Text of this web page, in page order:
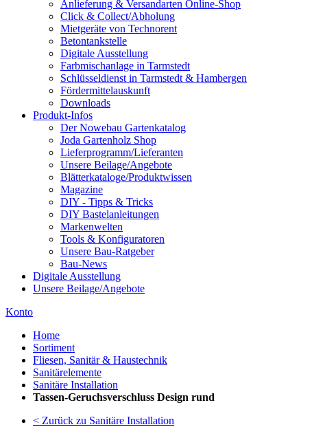
Anlieferung & Versandarten Online-Shop
Click & Collect/Abholung
Mietgeräte von Technorent
Betontankstelle
Digitale Ausstellung
Farbmischanlage in Tarmstedt
Schlüsseldienst in Tarmstedt & Hambergen
Fördermittelauskunft
Downloads
Produkt-Infos
Der Nowebau Gartenkatalog
Joda Gartenholz Shop
Lieferprogramm/Lieferanten
Unsere Beilage/Angebote
Blätterkataloge/Produktwissen
Magazine
DIY - Tipps & Tricks
DIY Bastelanleitungen
Markenwelten
Tools & Konfiguratoren
Unsere Bau-Ratgeber
Bau-News
Digitale Ausstellung
Unsere Beilage/Angebote
Konto
Home
Sortiment
Fliesen, Sanitär & Haustechnik
Sanitärelemente
Sanitäre Installation
Tassen-Geruchsverschluss Design rund
< Zurück zu Sanitäre Installation